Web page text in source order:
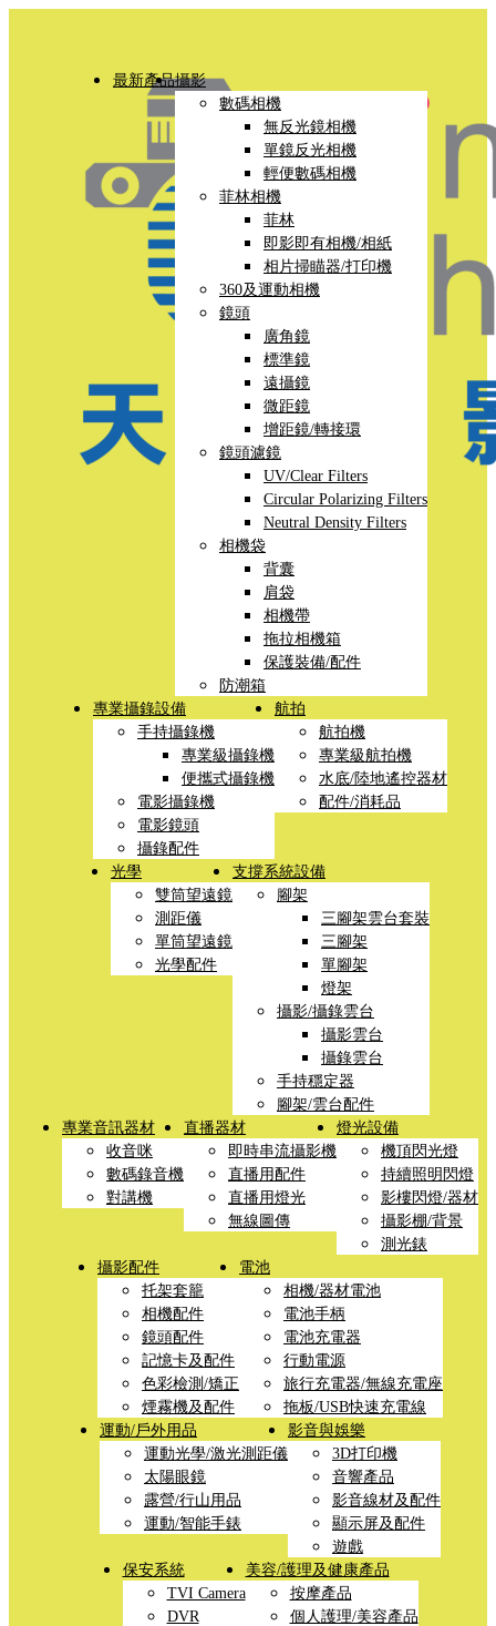
最新產品攝影
數碼相機
無反光鏡相機
單鏡反光相機
輕便數碼相機
菲林相機
菲林
即影即有相機/相紙
相片掃瞄器/打印機
360及運動相機
鏡頭
廣角鏡
標準鏡
遠攝鏡
微距鏡
增距鏡/轉接環
鏡頭濾鏡
UV/Clear Filters
Circular Polarizing Filters
Neutral Density Filters
相機袋
背囊
肩袋
相機帶
拖拉相機箱
保護裝備/配件
防潮箱
專業攝錄設備
手持攝錄機
專業級攝錄機
便攜式攝錄機
電影攝錄機
電影鏡頭
攝錄配件
航拍
航拍機
專業級航拍機
水底/陸地遙控器材
配件/消耗品
光學
雙筒望遠鏡
測距儀
單筒望遠鏡
光學配件
支撐系統設備
腳架
三腳架雲台套裝
三腳架
單腳架
燈架
攝影/攝錄雲台
攝影雲台
攝錄雲台
手持穩定器
腳架/雲台配件
專業音訊器材
收音咪
數碼錄音機
對講機
直播器材
即時串流攝影機
直播用配件
直播用燈光
無線圖傳
燈光設備
機頂閃光燈
持續照明閃燈
影樓閃燈/器材
攝影棚/背景
測光錶
攝影配件
托架套籠
相機配件
鏡頭配件
記憶卡及配件
色彩檢測/矯正
煙霧機及配件
電池
相機/器材電池
電池手柄
電池充電器
行動電源
旅行充電器/無線充電座
拖板/USB快速充電線
運動/戶外用品
運動光學/激光測距儀
太陽眼鏡
露營/行山用品
運動/智能手錶
影音與娛樂
3D打印機
音響產品
影音線材及配件
顯示屏及配件
遊戲
保安系統
TVI Camera
DVR
美容/護理及健康產品
按摩產品
個人護理/美容產品